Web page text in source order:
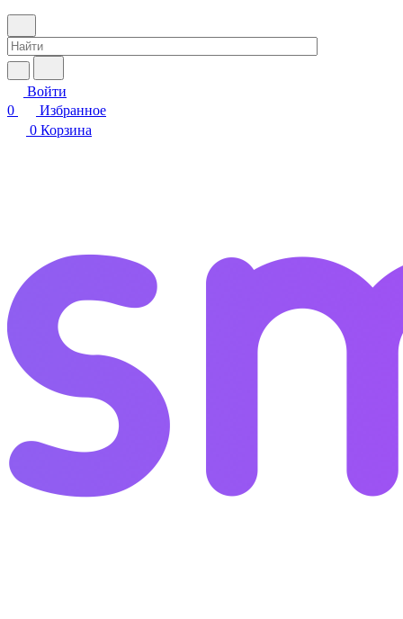
Войти
0
Избранное
0 Корзина